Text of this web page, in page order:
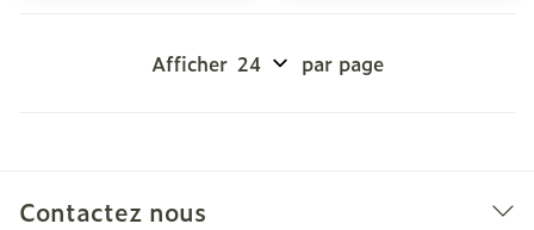
Afficher par page
Contactez nous